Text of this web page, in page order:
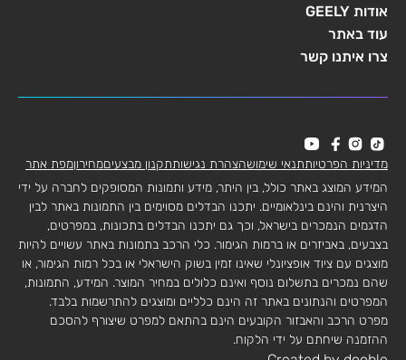
אודות GEELY
עוד באתר
צרו איתנו קשר
מדיניות הפרטיותתנאי שימושהצהרת נגישותתקנון מבצעיםמחירוןמפת אתר
המידע המוצג באתר כולל, בין היתר, מידע ותמונות המסופקים לחברה על ידי
היצרנית והינם בינלאומיים. יתכנו הבדלים מסוימים בין התמונות באתר לבין
הדגמים הנמכרים בישראל, וכך גם יתכנו הבדלים בתכונות, במפרטים,
בצבעים, באביזרים או ברמות הגימור. כלי הרכב בתמונות באתר עשויים להיות
מוצגים עם ציוד אופציונלי שאינו זמין בשוק הישראלי או בכל רמות הגימור, או
שהם נמכרים בתשלום נוסף ואינם כלולים במחיר המוצר. המידע, התמונות,
המפרטים והנתונים באתר זה הינם כלליים ומוצגים להתרשמות בלבד.
מפרט הרכב והאבזור הקובעים הינם בהתאם למפרט שיצורף להסכם
ההזמנה שיחתם על ידי הלקוח.